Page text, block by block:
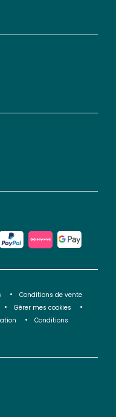
Conditions de vente
Gérer mes cookies
Conditions